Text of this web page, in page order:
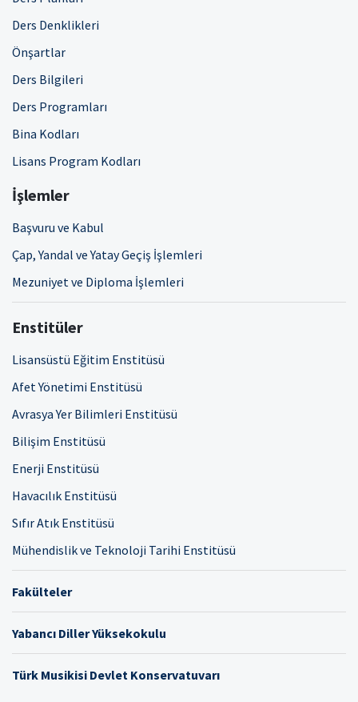
Ders Denklikleri
Önşartlar
Ders Bilgileri
Ders Programları
Bina Kodları
Lisans Program Kodları
İşlemler
Başvuru ve Kabul
Çap, Yandal ve Yatay Geçiş İşlemleri
Mezuniyet ve Diploma İşlemleri
Enstitüler
Lisansüstü Eğitim Enstitüsü
Afet Yönetimi Enstitüsü
Avrasya Yer Bilimleri Enstitüsü
Bilişim Enstitüsü
Enerji Enstitüsü
Havacılık Enstitüsü
Sıfır Atık Enstitüsü
Mühendislik ve Teknoloji Tarihi Enstitüsü
Fakülteler
Yabancı Diller Yüksekokulu
Türk Musikisi Devlet Konservatuvarı